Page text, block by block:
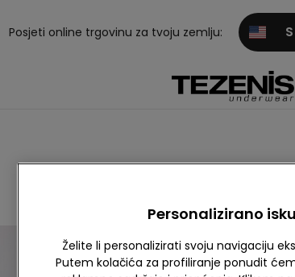
Posjeti online trgovinu za tvoju zemlju:
Personalizirano
Želite li personalizirati svoju navigaciju
Putem kolačića za profiliranje ponudit